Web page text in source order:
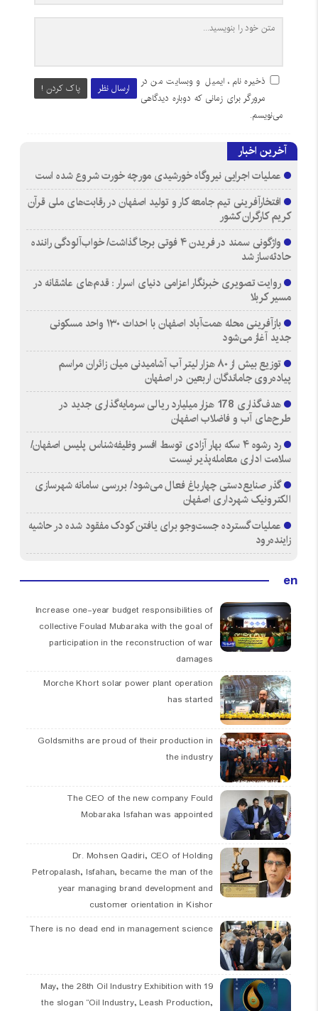
ارسال نظر پاک کردن !
ذخیره نام، ایمیل و وبسایت من در
مرورگر برای زمانی که دوباره دیدگاهی
می‌نویسم.
آخرین اخبار
عملیات اجرایی نیروگاه خورشیدی مورچه خورت شروع شده است
افتخارآفرینی تیم جامعه کار و تولید اصفهان در رقابت‌های ملی قرآن
کریم کارگران کشور
واژگونی سمند در فریدن ۴ فوتی برجا گذاشت/ خواب‌آلودگی راننده
حادثه‌ساز شد
روایت تصویری خبرنگار اعزامی دنیای اسرار : قدم‌های عاشقانه در
مسیر کربلا
بازآفرینی محله همت‌آباد اصفهان با احداث ۱۳۰ واحد مسکونی
جدید آغاز می‌شود
توزیع بیش از ۸۰ هزار لیتر آب آشامیدنی میان زائران مراسم
پیاده‌روی جاماندگان اربعین در اصفهان
هدف‌گذاری 178 هزار میلیارد ریالی سرمایه‌گذاری جدید در
طرح‌های آب و فاضلاب اصفهان
رد رشوه ۴ سکه بهار آزادی توسط افسر وظیفه‌شناس پلیس اصفهان/
سلامت اداری معامله‌پذیر نیست
گذر صنایع‌دستی چهارباغ فعال می‌شود/ بررسی سامانه شهرسازی
الکترونیک شهرداری اصفهان
عملیات گسترده جست‌وجو برای یافتن کودک مفقود شده در حاشیه
زاینده‌رود
en
Increase one-year budget responsibilities of
collective Foulad Mubaraka with the goal of
participation in the reconstruction of war
damages
Morche Khort solar power plant operation
has started
Goldsmiths are proud of their production in
the industry
The CEO of the new company Fould
Mobaraka Isfahan was appointed
Dr. Mohsen Qadiri, CEO of Holding
Petropalash, Isfahan, became the man of the
year managing brand development and
customer orientation in Kishor
There is no dead end in management science
19 May, the 28th Oil Industry Exhibition with
the slogan “Oil Industry, Leash Production,